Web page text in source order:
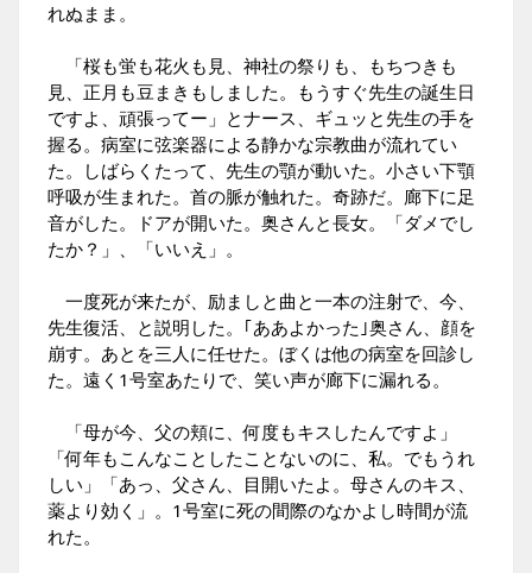
れぬまま。
「桜も蛍も花火も見、神社の祭りも、もちつきも
見、正月も豆まきもしました。もうすぐ先生の誕生日
ですよ、頑張ってー」とナース、ギュッと先生の手を
握る。病室に弦楽器による静かな宗教曲が流れてい
た。しばらくたって、先生の顎が動いた。小さい下顎
呼吸が生まれた。首の脈が触れた。奇跡だ。廊下に足
音がした。ドアが開いた。奥さんと長女。「ダメでし
たか？」、「いいえ」。
一度死が来たが、励ましと曲と一本の注射で、今、
先生復活、と説明した。｢ああよかった｣奥さん、顔を
崩す。あとを三人に任せた。ぼくは他の病室を回診し
た。遠く1号室あたりで、笑い声が廊下に漏れる。
「母が今、父の頬に、何度もキスしたんですよ」
「何年もこんなことしたことないのに、私。でもうれ
しい」「あっ、父さん、目開いたよ。母さんのキス、
薬より効く」。1号室に死の間際のなかよし時間が流
れた。